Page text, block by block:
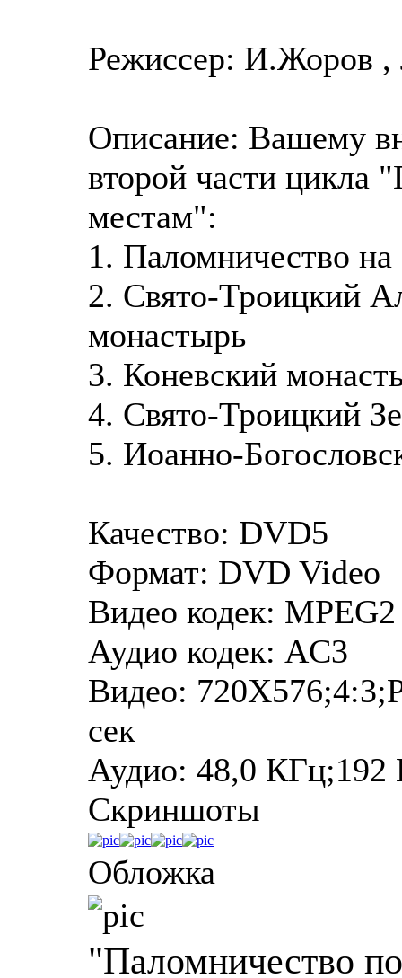
Режиссер: И.Жоров ,
Описание: Вашему
второй части цикла
местам":
1. Паломничество
2. Свято-Троицкий
монастырь
3. Коневский
4. Свято-Троицкий
5. Иоанно-
Качество: DVD5
Формат: DVD Video
Видео кодек: MPEG2
Аудио кодек: AC3
Видео:
сек
Аудио: 48,0 КГц;192
Скриншоты
Обложка
"Паломничество